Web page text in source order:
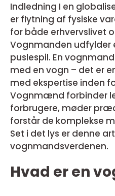
Indledning I en
er flytning af fysiske
for både erhvervslivet
Vognmanden udfylder
puslespil. En
med en vogn – det er
med ekspertise inden
Vognmænd forbinder
forbrugere, møder
forstår de komplekse
Set i det lys er denne
vognmandsverdenen.
Hvad er en